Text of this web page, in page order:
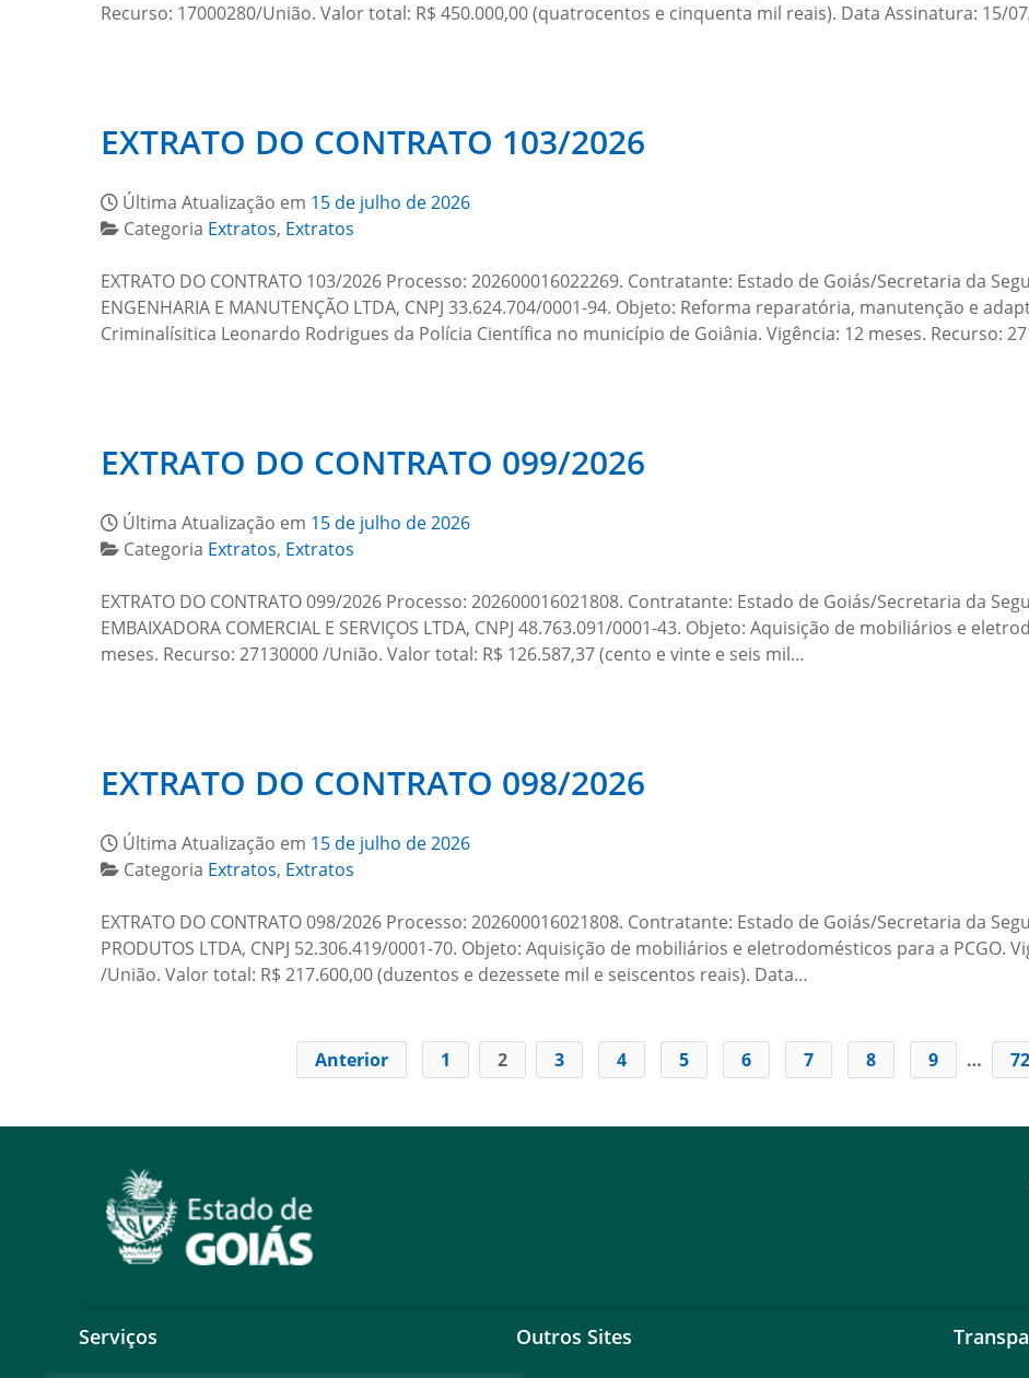
Recurso: 17000280/União. Valor total: R$ 450.000,00 (quatrocentos e cinquenta mil reais). Data Assinatura: 15/
EXTRATO DO CONTRATO 103/2026
Última Atualização em 15 de julho de 2026
Categoria Extratos, Extratos
EXTRATO DO CONTRATO 103/2026 Processo: 202600016022269. Contratante: Estado de Goiás/Secretaria da
ENGENHARIA E MANUTENÇÃO LTDA, CNPJ 33.624.704/0001-94. Objeto: Reforma reparatória, manutenção e
Criminalísitica Leonardo Rodrigues da Polícia Científica no município de Goiânia. Vigência: 12 meses. Recurso:
EXTRATO DO CONTRATO 099/2026
Última Atualização em 15 de julho de 2026
Categoria Extratos, Extratos
EXTRATO DO CONTRATO 099/2026 Processo: 202600016021808. Contratante: Estado de Goiás/Secretaria da
EMBAIXADORA COMERCIAL E SERVIÇOS LTDA, CNPJ 48.763.091/0001-43. Objeto: Aquisição de mobiliários e
meses. Recurso: 27130000 /União. Valor total: R$ 126.587,37 (cento e vinte e seis mil…
EXTRATO DO CONTRATO 098/2026
Última Atualização em 15 de julho de 2026
Categoria Extratos, Extratos
EXTRATO DO CONTRATO 098/2026 Processo: 202600016021808. Contratante: Estado de Goiás/Secretaria da
PRODUTOS LTDA, CNPJ 52.306.419/0001-70. Objeto: Aquisição de mobiliários e eletrodomésticos para a PCGO.
/União. Valor total: R$ 217.600,00 (duzentos e dezessete mil e seiscentos reais). Data…
Anterior 1 2 3 4 5 6 7 8 9 … 72
Serviços Outros Sites